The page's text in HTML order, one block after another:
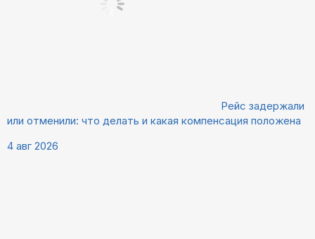
Рейс задержали
или отменили: что делать и какая компенсация положена
4 авг 2026